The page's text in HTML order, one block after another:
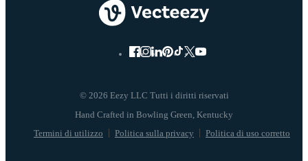
© 2026 Eezy LLC Tutti i diritti riservati
Termini di utilizzo Politica sulla privacy Politica di uso corretto